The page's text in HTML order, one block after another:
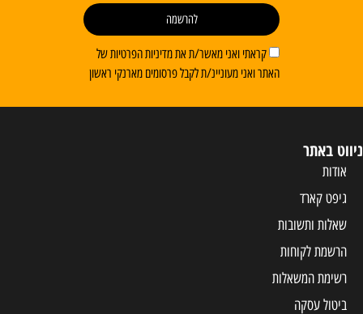
קראתי ואני מאשר/ת את מדיניות הפרטיות של
האתר ואני מעוניינ/ת לקבל פרסומים מארנקי ראשון
להרשמה
ניווט באתר
אודות
גיפט קארד
שאלות ותשובות
הרשמת לקוחות
רשימת המשאלות
ביטול עסקה